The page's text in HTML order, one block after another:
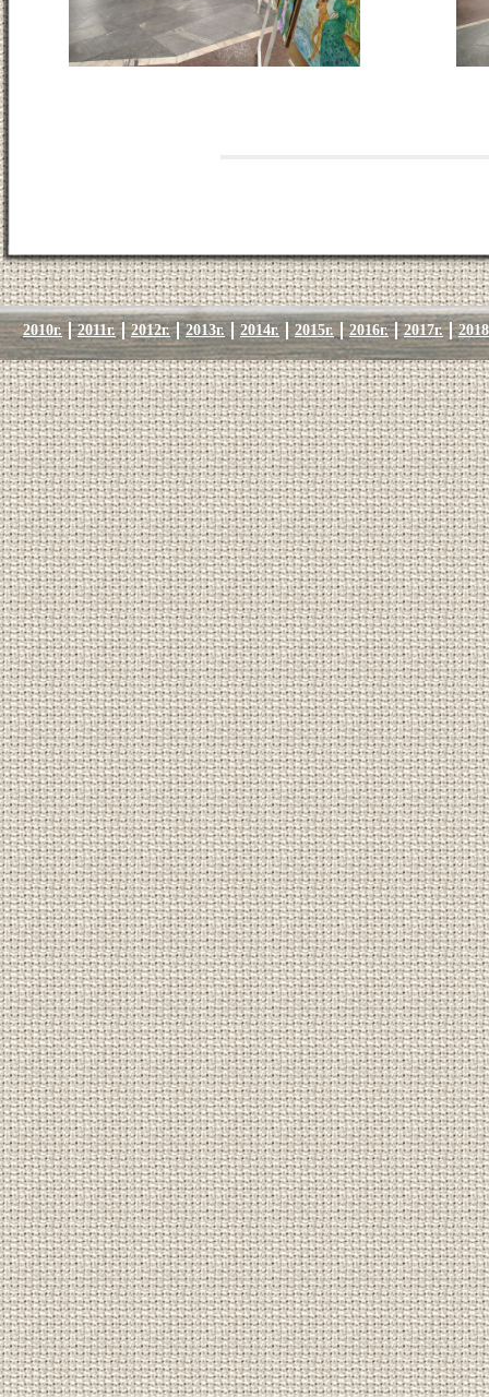
2010г. 2011г. 2012г. 2013г. 2014г. 2015г. 2016г. 2017г.